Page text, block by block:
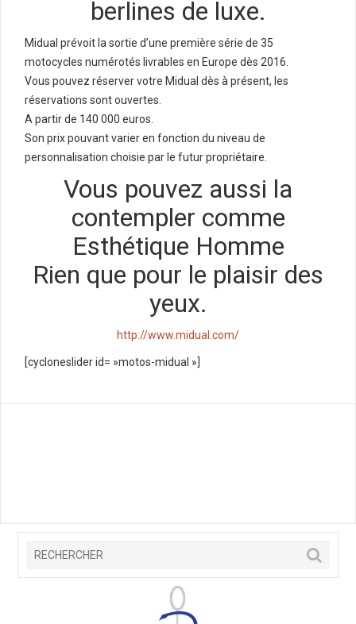
berlines de luxe.
Midual prévoit la sortie d’une première série de 35
motocycles numérotés livrables en Europe dès 2016.
Vous pouvez réserver votre Midual dès à présent, les
réservations sont ouvertes.
A partir de 140 000 euros.
Son prix pouvant varier en fonction du niveau de
personnalisation choisie par le futur propriétaire.
Vous pouvez aussi la
contempler comme
Esthétique Homme
Rien que pour le plaisir des
yeux.
http://www.midual.com/
[cycloneslider id= »motos-midual »]